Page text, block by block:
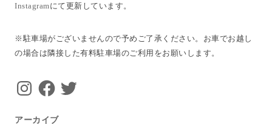
Instagram にて更新しています。
※駐車場がございませんので予めご了承ください。お車でお越し
の場合は隣接した有料駐車場のご利用をお願いします。
InstagramFacebookTwitter
アーカイブ